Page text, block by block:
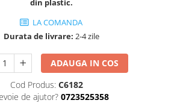
damă
din plastic.
LA COMANDA
Durata de livrare: 2-4 zile
ADAUGA IN COS
Cod Produs: C6182
de ajutor? 0723525358